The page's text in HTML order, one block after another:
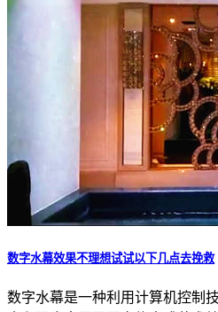
数字水幕效果不理想试试以下几点去挽救
数字水幕是一种利用计算机控制